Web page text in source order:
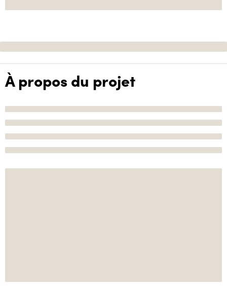
À propos du projet